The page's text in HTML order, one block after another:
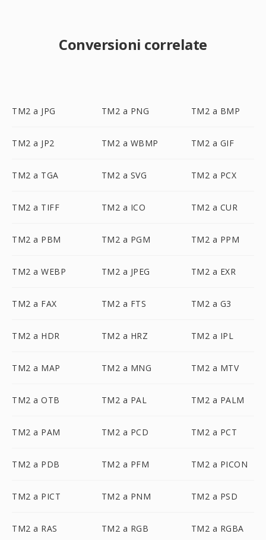
Conversioni correlate
TM2 a JPG TM2 a PNG TM2 a BMP
TM2 a JP2 TM2 a WBMP TM2 a GIF
TM2 a TGA TM2 a SVG TM2 a PCX
TM2 a TIFF TM2 a ICO TM2 a CUR
TM2 a PBM TM2 a PGM TM2 a PPM
TM2 a WEBP TM2 a JPEG TM2 a EXR
TM2 a FAX TM2 a FTS TM2 a G3
TM2 a HDR TM2 a HRZ TM2 a IPL
TM2 a MAP TM2 a MNG TM2 a MTV
TM2 a OTB TM2 a PAL TM2 a PALM
TM2 a PAM TM2 a PCD TM2 a PCT
TM2 a PDB TM2 a PFM TM2 a PICON
TM2 a PICT TM2 a PNM TM2 a PSD
TM2 a RAS TM2 a RGB TM2 a RGBA